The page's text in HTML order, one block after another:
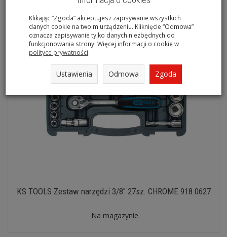
KS TOOLS Zestaw narzędzi 3/8" 27sz. CHROME 918.0627
Na magazynie
Klikając “Zgoda” akceptujesz zapisywanie wszystkich
danych cookie na twoim urządzeniu. Kliknięcie “Odmowa”
oznacza zapisywanie tylko danych niezbędnych do
funkcjonowania strony. Więcej informacji o cookie w
polityce prywatności.
Ustawienia Odmowa Zgoda